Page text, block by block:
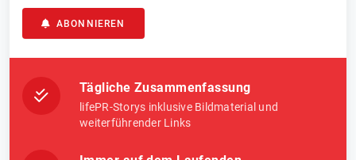
ABONNIEREN
Tägliche Zusammenfassung
lifePR-Storys inklusive Bildmaterial und
weiterführender Links